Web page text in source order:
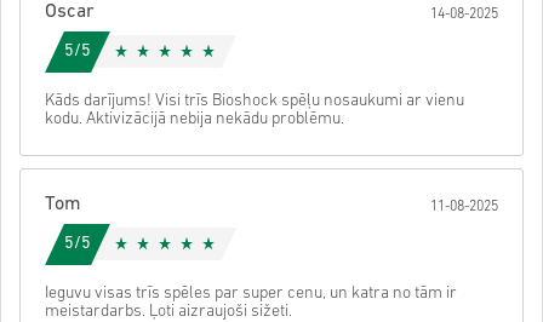
Oscar 14-08-2025
5/5
Kāds darījums! Visi trīs Bioshock spēļu nosaukumi ar vienu
kodu. Aktivizācijā nebija nekādu problēmu.
Tom 11-08-2025
5/5
Ieguvu visas trīs spēles par super cenu, un katra no tām ir
meistardarbs. Ļoti aizraujoši sižeti.